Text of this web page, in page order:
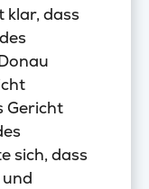
klar, dass
des
Gericht
sich, dass